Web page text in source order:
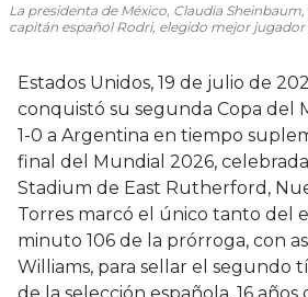
La presidenta de México, Claudia
capitán español Rodri, elegido mejor jugador
Estados Unidos, 19 de julio de
conquistó su segunda Copa del
1-0 a Argentina en tiempo
final del Mundial 2026,
Stadium de East Rutherford,
Torres marcó el único tanto del
minuto 106 de la prórroga, con
Williams, para sellar el segundo
de la selección española, 16 años